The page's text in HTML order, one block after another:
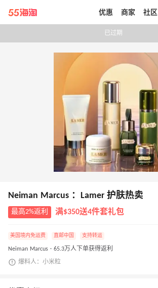
带你去官网买正品
优惠 商家 社区
已过期
Neiman Marcus ：Lamer 护肤热卖
最高2%返利 满$350送4件套礼包
美国境内免运费 直邮中国 支持转运
Neiman Marcus · 65.3万人下单获得返利
爆料人：小米粒